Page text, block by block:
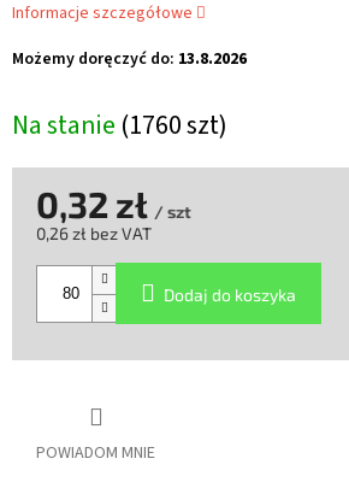
Na stanie (1760 szt)
Możemy doręczyć do: 13.8.2026
Informacje szczegółowe
POWIADOM MNIE
0,32 zł / szt
0,26 zł bez VAT
jednostkowa:
Dodaj do koszyka